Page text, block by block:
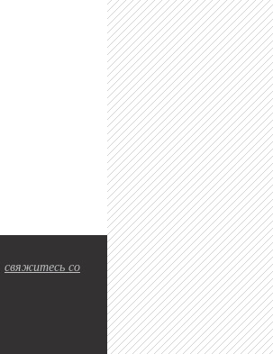
свяжитесь со